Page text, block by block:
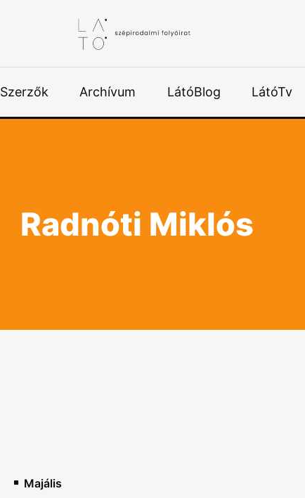
Szerzők Archívum LátóBlog LátóTv
Radnóti Miklós
Majális